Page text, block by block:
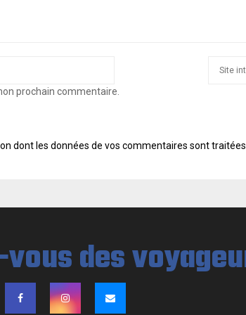
prochain commentaire.
dont les données de vos commentaires sont traitées